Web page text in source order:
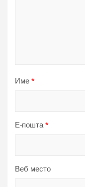
Име *
Е-пошта*
Веб место